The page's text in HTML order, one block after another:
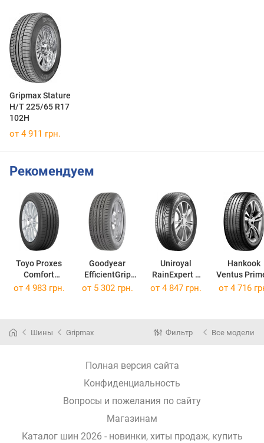
Gripmax Stature
H/T 225/65 R17
102H
от 4 911 грн.
Рекомендуем
Toyo Proxes
Comfort
225/65 R17 102H
Goodyear
EfficientGrip
SUV
Uniroyal
RainExpert 5
225/65 R17 102H
Hankook
Ventus
K135
от 4 983 грн. от 5 302 грн. от 4 847 грн. от 4 716
Шины Gripmax Фильтр Все модели
Полная версия сайта
Конфиденциальность
Вопросы и пожелания по сайту
Магазинам
Каталог шин 2026 - новинки, хиты продаж, купить